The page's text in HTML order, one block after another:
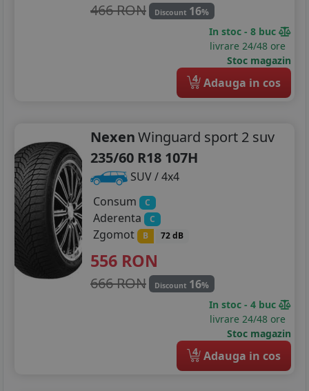
466 RON Discount 16%
In stoc - 8 buc
livrare 24/48 ore
Stoc magazin
4 Adauga in cos
NexenWinguard sport 2 suv
235/60 R18 107H
SUV / 4x4
Consum
C
Aderenta C
Zgomot B 72 dB
556 RON
666 RON Discount 16%
In stoc - 4 buc
livrare 24/48 ore
Stoc magazin
4 Adauga in cos